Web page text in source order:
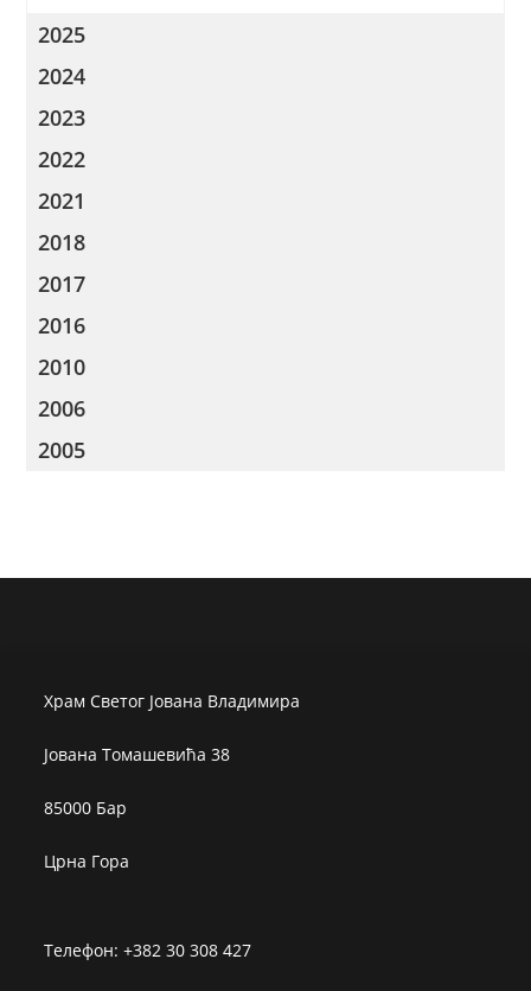
2025
2024
2023
2022
2021
2018
2017
2016
2010
2006
2005
Храм Светог Јована Владимира
Јована Томашевића 38
85000 Бар
Црна Гора
Телефон: +382 30 308 427